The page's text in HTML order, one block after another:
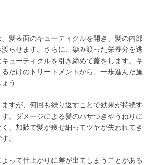
髪表面のキューティクルを開き、髪の内部
らせます。さらに、染み渡った栄養分を逃
ューティクルを引き締めて蓋をします。キ
だけのトリートメントから、一歩進んだ施
う
すが、何回も繰り返すことで効果が持続す
。ダメージによる髪のパサつきやうねりに
、加齢で髪が痩せ細ってツヤが失われてき
。
って仕上がりに差が出てしまうことがある